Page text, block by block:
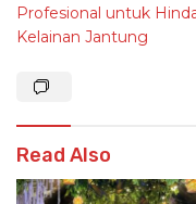
Profesional untuk
Kelainan Jantung
Read Also